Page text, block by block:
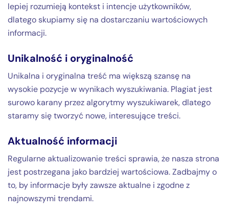
lepiej rozumieją kontekst i intencje użytkowników,
dlatego skupiamy się na dostarczaniu wartościowych
informacji.
Unikalność i oryginalność
Unikalna i oryginalna treść ma większą szansę na
wysokie pozycje w wynikach wyszukiwania. Plagiat jest
surowo karany przez algorytmy wyszukiwarek, dlatego
staramy się tworzyć nowe, interesujące treści.
Aktualność informacji
Regularne aktualizowanie treści sprawia, że nasza strona
jest postrzegana jako bardziej wartościowa. Zadbajmy o
to, by informacje były zawsze aktualne i zgodne z
najnowszymi trendami.